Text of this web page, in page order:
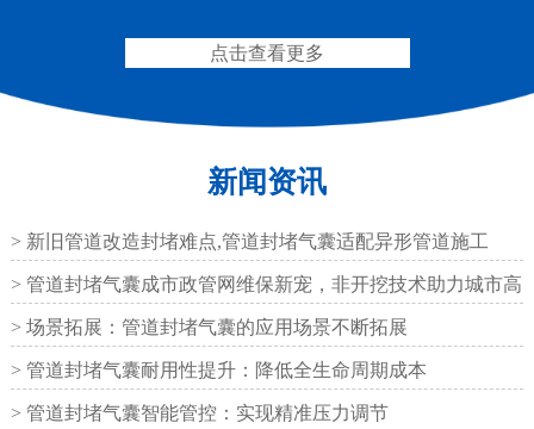
L型桥梁伸缩缝 Z型桥梁伸缩缝
板式橡胶伸缩缝 C型桥梁伸缩缝
点击查看更多
新闻资讯
> 新旧管道改造封堵难点,管道封堵气囊适配异形管道施工
> 管道封堵气囊成市政管网维保新宠，非开挖技术助力城市高
效运
> 场景拓展：管道封堵气囊的应用场景不断拓展
> 管道封堵气囊耐用性提升：降低全生命周期成本
> 管道封堵气囊智能管控：实现精准压力调节